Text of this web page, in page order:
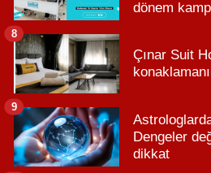
dönem
Çınar Suit
8
Dengeler
dikkat
9